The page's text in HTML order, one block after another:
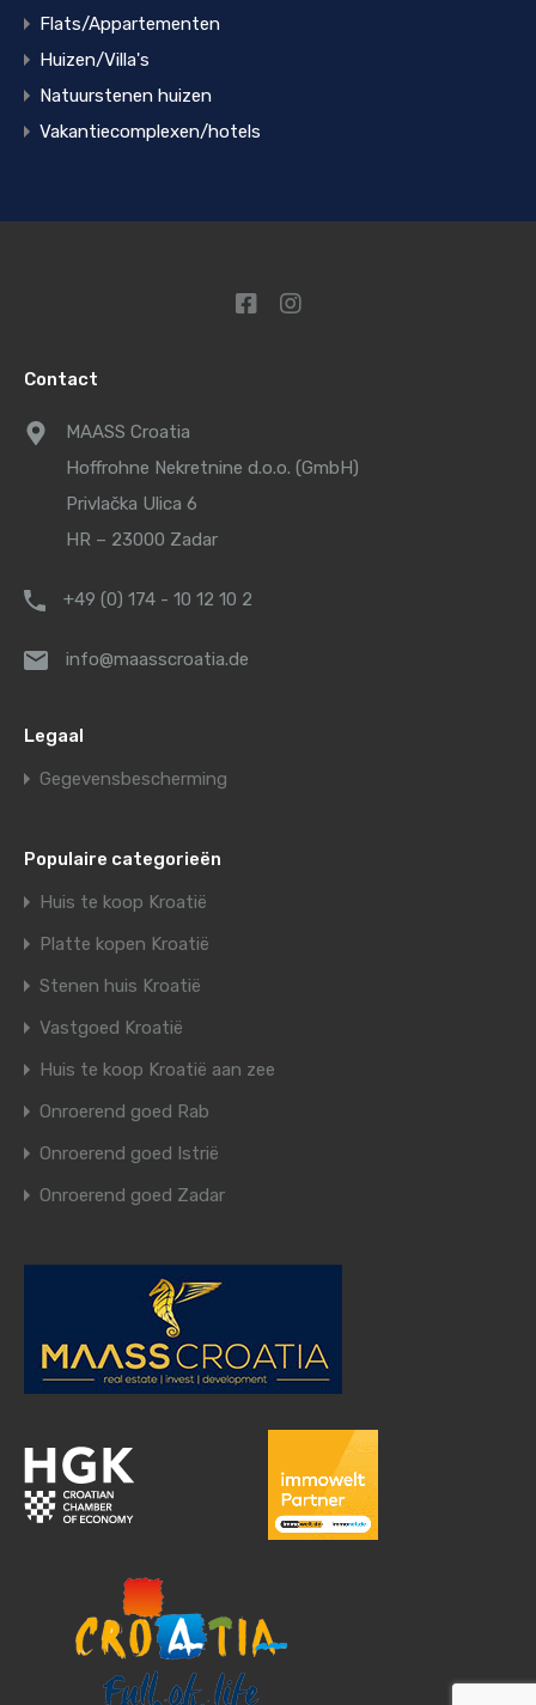
Flats/Appartementen
Huizen/Villa's
Natuurstenen huizen
Vakantiecomplexen/hotels
Contact
MAASS Croatia
Hoffrohne Nekretnine d.o.o. (GmbH)
Privlačka Ulica 6
HR – 23000 Zadar
+49 (0) 174 - 10 12 10 2
info@maasscroatia.de
Legaal
Gegevensbescherming
Populaire categorieën
Huis te koop Kroatië
Platte kopen Kroatië
Stenen huis Kroatië
Vastgoed Kroatië
Huis te koop Kroatië aan zee
Onroerend goed Rab
Onroerend goed Istrië
Onroerend goed Zadar